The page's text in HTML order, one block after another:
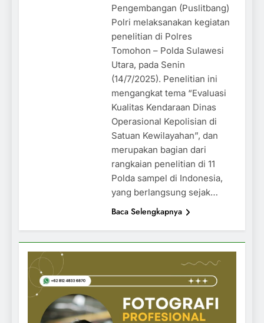
Pengembangan (Puslitbang)
Polri melaksanakan kegiatan
penelitian di Polres
Tomohon – Polda Sulawesi
Utara, pada Senin
(14/7/2025). Penelitian ini
mengangkat tema “Evaluasi
Kualitas Kendaraan Dinas
Operasional Kepolisian di
Satuan Kewilayahan”, dan
merupakan bagian dari
rangkaian penelitian di 11
Polda sampel di Indonesia,
yang berlangsung sejak…
Baca Selengkapnya